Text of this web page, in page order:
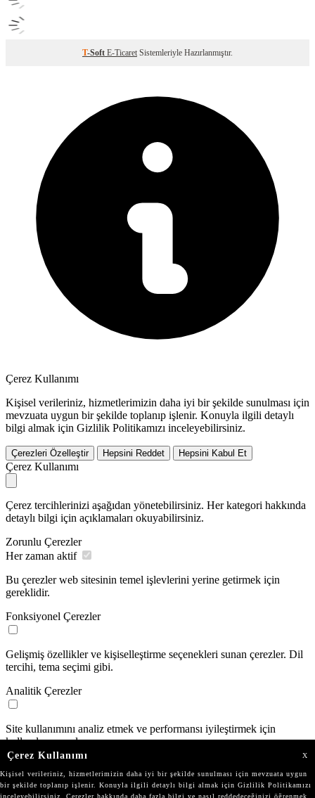
Çerez Kullanımı X
Kişisel verileriniz, hizmetlerimizin daha iyi bir şekilde sunulması için mevzuata uygun
bir şekilde toplanıp işlenir. Konuyla ilgili detaylı bilgi almak için Gizlilik Politikamızı
inceleyebilirsiniz. Çerezler hakkında daha fazla bilgi ve nasıl reddedeceğinizi öğrenmek
T-Soft E-Ticaret Sistemleriyle Hazırlanmıştır.
Çerez Kullanımı
Kişisel verileriniz, hizmetlerimizin daha iyi bir şekilde sunulması için
mevzuata uygun bir şekilde toplanıp işlenir. Konuyla ilgili detaylı
bilgi almak için Gizlilik Politikamızı inceleyebilirsiniz.
Çerezleri Özelleştir Hepsini Reddet Hepsini Kabul Et
Çerez Kullanımı
Çerez tercihlerinizi aşağıdan yönetebilirsiniz. Her kategori hakkında
detaylı bilgi için açıklamaları okuyabilirsiniz.
Zorunlu Çerezler
Her zaman aktif
Bu çerezler web sitesinin temel işlevlerini yerine getirmek için
gereklidir.
Fonksiyonel Çerezler
Gelişmiş özellikler ve kişiselleştirme seçenekleri sunan çerezler. Dil
tercihi, tema seçimi gibi.
Analitik Çerezler
Site kullanımını analiz etmek ve performansı iyileştirmek için
kullanılan çerezler.